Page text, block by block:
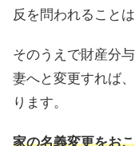
反を問われること
そのうえで財産分
妻へと変更すれば
ります。
家の名義変更をお